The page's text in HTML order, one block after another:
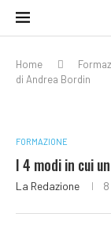
Home
di Andrea Bordin
FORMAZIONE
I 4 modi in cui
La Redazione